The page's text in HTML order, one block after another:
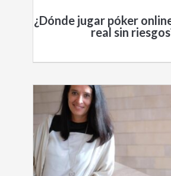
¿Dónde jugar póker
real sin